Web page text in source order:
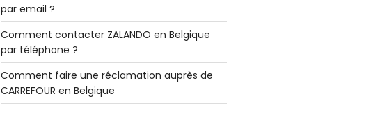
par email ?
Comment contacter ZALANDO en Belgique
par téléphone ?
Comment faire une réclamation auprès de
CARREFOUR en Belgique